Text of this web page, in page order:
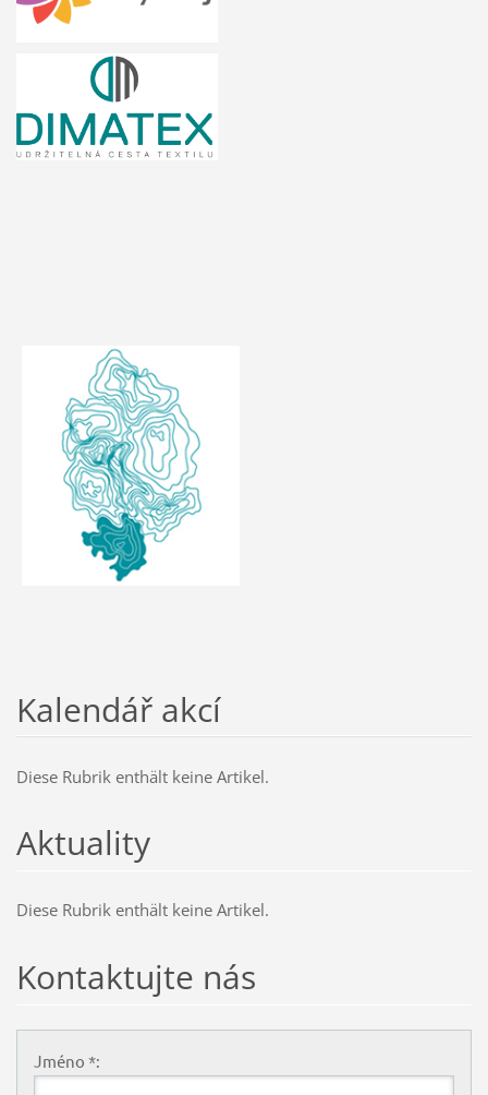
Kalendář akcí
Diese Rubrik enthält keine Artikel.
Aktuality
Diese Rubrik enthält keine Artikel.
Kontaktujte nás
Jméno *: